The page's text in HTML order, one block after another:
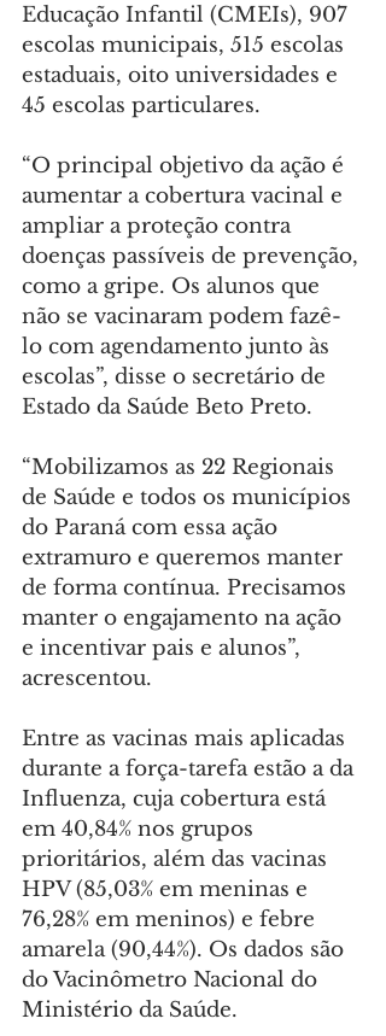
Educação Infantil (CMEIs), 907
escolas municipais, 515 escolas
estaduais, oito universidades e
45 escolas particulares.
“O principal objetivo da ação é
aumentar a cobertura vacinal e
ampliar a proteção contra
doenças passíveis de prevenção,
como a gripe. Os alunos que
não se vacinaram podem fazê-
lo com agendamento junto às
escolas”, disse o secretário de
Estado da Saúde Beto Preto.
“Mobilizamos as 22 Regionais
de Saúde e todos os municípios
do Paraná com essa ação
extramuro e queremos manter
de forma contínua. Precisamos
manter o engajamento na ação
e incentivar pais e alunos”,
acrescentou.
Entre as vacinas mais aplicadas
durante a força-tarefa estão a da
Influenza, cuja cobertura está
em 40,84% nos grupos
prioritários, além das vacinas
HPV (85,03% em meninas e
76,28% em meninos) e febre
amarela (90,44%). Os dados são
do Vacinômetro Nacional do
Ministério da Saúde.